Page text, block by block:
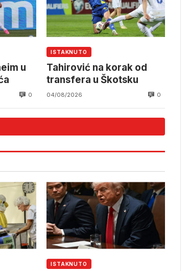
u
0
ISTAKNUTO
Tahirović na korak od
transfera u Škotsku
04/08/2026 0
ISTAKNUTO